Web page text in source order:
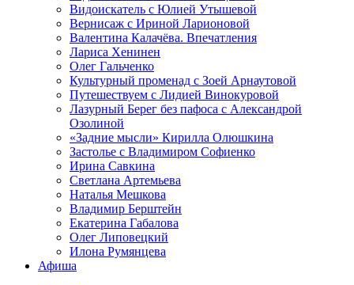
Видоискатель с Юлией Утышевой
Вернисаж с Ириной Ларионовой
Валентина Калачёва. Впечатления
Лариса Хенинен
Олег Гальченко
Культурный променад с Зоей Арнаутовой
Путешествуем с Лидией Винокуровой
Лазурный Берег без пафоса с Александрой
Озолиной
«Задние мысли» Кирилла Олюшкина
Застолье с Владимиром Софиенко
Ирина Савкина
Светлана Артемьева
Наталья Мешкова
Владимир Берштейн
Екатерина Габалова
Олег Липовецкий
Илона Румянцева
Афиша